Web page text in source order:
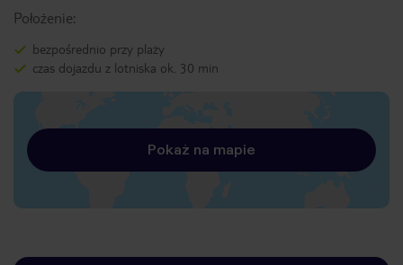
Położenie:
bezpośrednio przy plaży
czas dojazdu z lotniska ok. 30 min
Pokaż na mapie